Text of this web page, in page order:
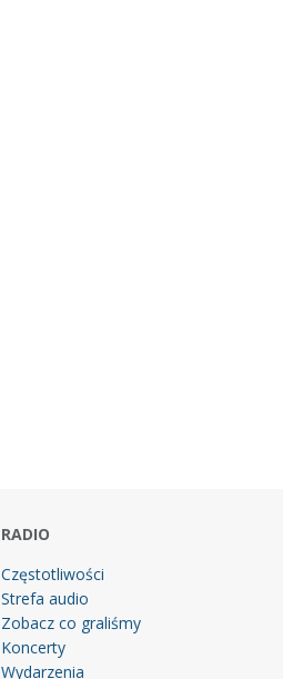
RADIO
Częstotliwości
Strefa audio
Zobacz co graliśmy
Koncerty
Wydarzenia